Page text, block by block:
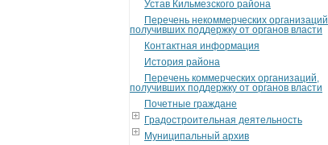
Устав Кильмезского района
Перечень некоммерческих организаций,
получивших поддержку от органов власти
Контактная информация
История района
Перечень коммерческих организаций,
получивших поддержку от органов власти
Почетные граждане
Градостроительная деятельность
Муниципальный архив